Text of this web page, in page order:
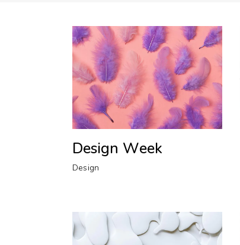
Design Week
Design